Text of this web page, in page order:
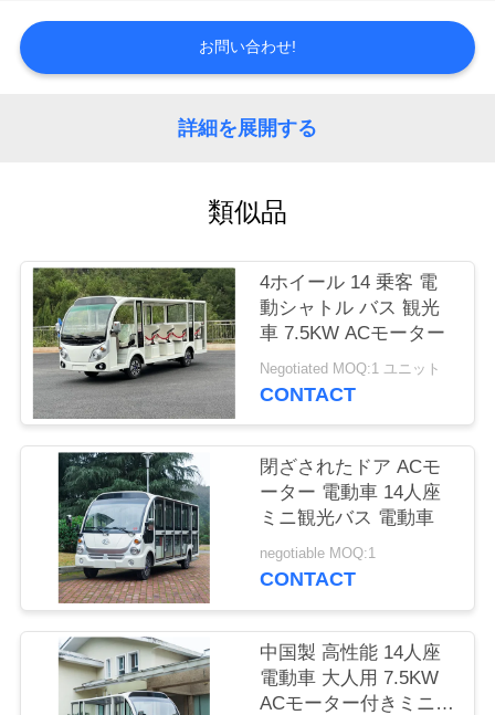
つ
い
ツ
品
お問い合わせ!
詳細を展開する
類似品
4ホイール 14 乗客 電
動シャトル バス 観光
車 7.5KW ACモーター
Negotiated MOQ:1 ユニット
CONTACT
閉ざされたドア ACモ
ーター 電動車 14人座
ミニ観光バス 電動車
negotiable MOQ:1
CONTACT
中国製 高性能 14人座
電動車 大人用 7.5KW
ACモーター付きミニ電